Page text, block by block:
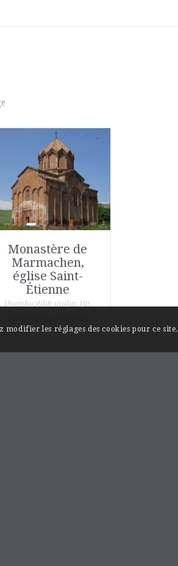
Monastère de
Marmachen,
église Saint-
Étienne
Մարմաշենի վանք, Սբ.
modifier les réglages des cookies pour ce site.